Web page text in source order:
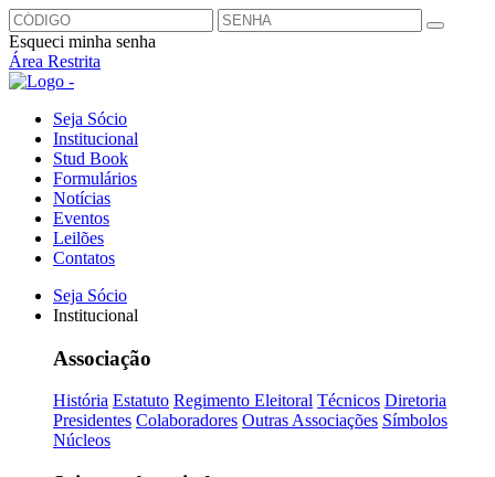
Esqueci minha senha
Área Restrita
Seja Sócio
Institucional
Stud Book
Formulários
Notícias
Eventos
Leilões
Contatos
Seja Sócio
Institucional
Associação
História Estatuto Regimento Eleitoral Técnicos Diretoria
Presidentes Colaboradores Outras Associações Símbolos
Núcleos